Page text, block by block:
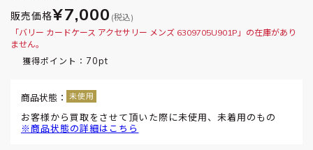
販売価格¥7,000 (税込)
「バリー カードケース アクセサリー メンズ 6309705U901P」の在庫があり
ません。
獲得ポイント： 70pt
商品状態：
お客様から買取をさせて頂いた際に未使用、未着用のもの
※商品状態の詳細はこちら